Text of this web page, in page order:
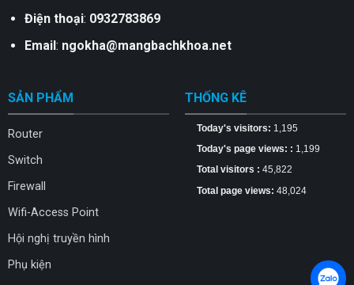
Điện thoại: 0932783869
Email : ngokha@mangbachkhoa.net
SẢN PHẨM
Router
Switch
Firewall
Wifi-Access Point
Hội nghị truyền hình
Phụ kiện
THỐNG KÊ
Today's visitors: 1,195
Today's page views: : 1,199
Total visitors :45,822
Total page views:48,024